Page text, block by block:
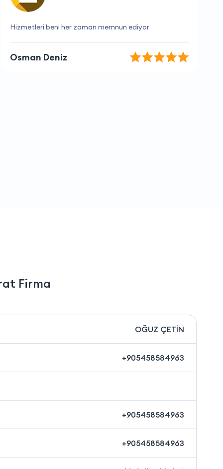
Çok profesyonel ve kaliteli hizmet.
Can Yıldırım
Firma
OĞUZ ÇETİN
+905458584963
+905458584963
+905458584963